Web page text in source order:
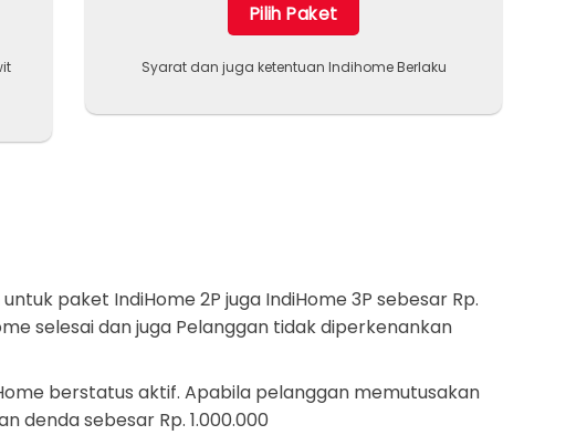
Pilih Paket
Syarat dan juga ketentuan Indihome Berlaku
paket IndiHome 2P juga IndiHome 3P sebesar Rp.
selesai dan juga Pelanggan tidak diperkenankan
berstatus aktif. Apabila pelanggan memutusakan
denda sebesar Rp. 1.000.000